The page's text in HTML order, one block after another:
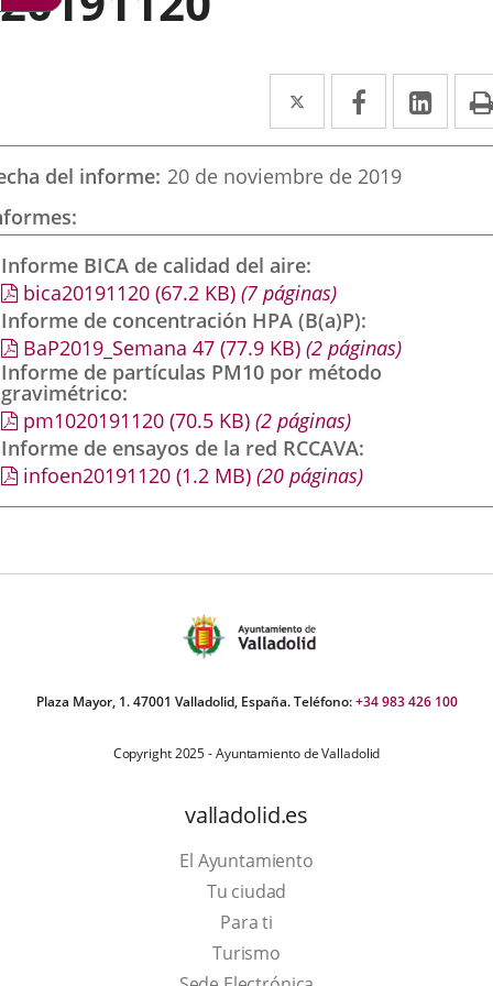
Twitter
Enlace
a
una
externa.
Facebook
Enlace
a
una
externa.
a
del informe 20 de noviembre de 2019
Informe BICA de calidad del aire
bica20191120 (67.2 KB) (7 páginas)
Informe de concentración HPA (B(a)P)
BaP2019_Semana 47 (77.9 KB) (2 páginas)
Informe de partículas PM10 por método
gravimétrico
pm1020191120 (70.5 KB) (2 páginas)
Informe de ensayos de la red RCCAVA
infoen20191120 (1.2 MB) (20 páginas)
Plaza Mayor, 1. 47001 Valladolid, España. Teléfono:+34 983 426 100
Copyright 2025 - Ayuntamiento de Valladolid
valladolid.es
El Ayuntamiento
Tu ciudad
Para ti
TurismoThis